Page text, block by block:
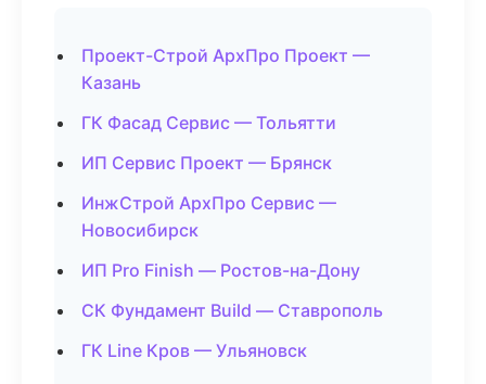
Проект-Строй АрхПро Проект —
Казань
ГК Фасад Сервис — Тольятти
ИП Сервис Проект — Брянск
ИнжСтрой АрхПро Сервис —
Новосибирск
ИП Pro Finish — Ростов-на-Дону
СК Фундамент Build — Ставрополь
ГК Line Кров — Ульяновск